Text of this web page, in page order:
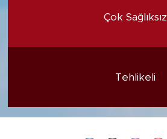
Çok Sağlıksız
Tehlikeli